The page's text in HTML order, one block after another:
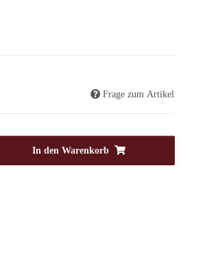
Frage zum Artikel
In den Warenkorb